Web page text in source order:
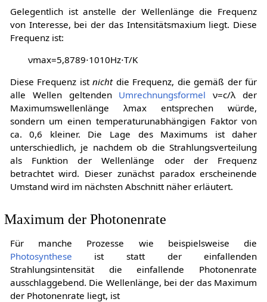
Gelegentlich ist anstelle der Wellenlänge die Frequenz
von Interesse, bei der das Intensitätsmaxium liegt. Diese
Frequenz ist:
νmax=5,8789⋅1010Hz⋅T/K
Diese Frequenz istnichtdie Frequenz, die gemäß der für
alle Wellen geltenden Umrechnungsformel ν=c/λ der
Maximumswellenlänge λmaxentsprechen würde,
sondern um einen temperaturunabhängigen Faktor von
ca.0,6 kleiner. Die Lage des Maximums ist daher
unterschiedlich, je nachdem ob die Strahlungsverteilung
als Funktion der Wellenlänge oder der Frequenz
betrachtet wird. Dieser zunächst paradox erscheinende
Umstand wird im nächsten Abschnitt näher erläutert.
Maximum der Photonenrate
Für manche Prozesse wie beispielsweise die
Photosynthese ist statt der einfallenden
Strahlungsintensität die einfallende Photonenrate
ausschlaggebend. Die Wellenlänge, bei der das Maximum
der Photonenrate liegt, ist